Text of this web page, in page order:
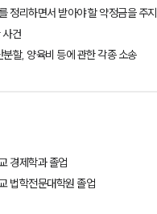
오시는 길
글로벌 파트너 로펌
고객의 소리
정리하면서 받아야 할 약정금을 주
사건
분할, 양육비 등에 관한 각종 소송
경제학과 졸업
법학전문대학원 졸업